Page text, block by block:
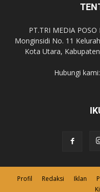
PT.TRI MEDIA
Monginsidi No. 11
Kota Utara,
Hubungi kami:
Profil Redaksi Iklan